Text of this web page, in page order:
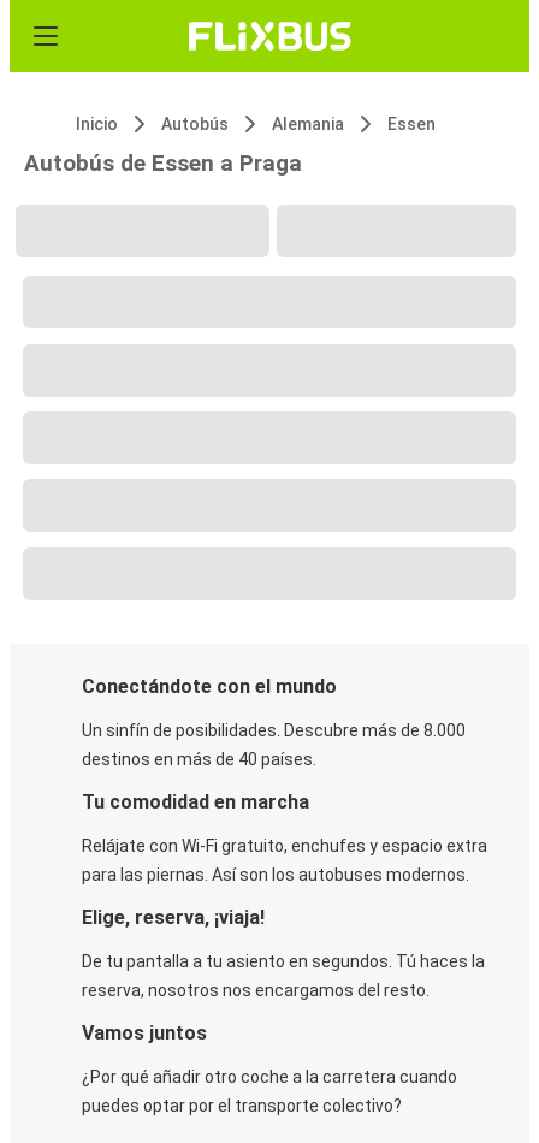
Inicio Autobús Alemania Essen
Autobús de Essen a Praga
Conectándote con el mundo
Un sinfín de posibilidades. Descubre más de 8.000
destinos en más de 40 países.
Tu comodidad en marcha
Relájate con Wi-Fi gratuito, enchufes y espacio extra
para las piernas. Así son los autobuses modernos.
Elige, reserva, ¡viaja!
De tu pantalla a tu asiento en segundos. Tú haces la
reserva, nosotros nos encargamos del resto.
Vamos juntos
¿Por qué añadir otro coche a la carretera cuando
puedes optar por el transporte colectivo?